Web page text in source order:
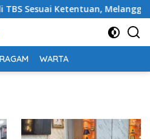
Ketentuan, Melanggar
RAGAM WARTA